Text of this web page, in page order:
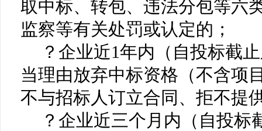
取中标、转包、违法分包等六
监察等有关处罚或认定的；
？ 企业近1年内（自投标截
当理由放弃中标资格（不含项
不与招标人订立合同、拒不提
？ 企业近三个月内（自投标